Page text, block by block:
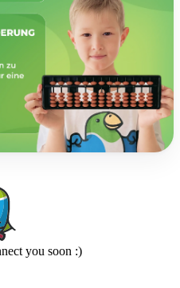
you soon :)